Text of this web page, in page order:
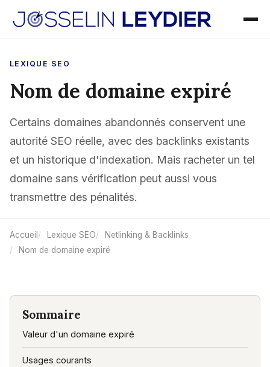
LEXIQUE SEO
Nom de domaine expiré
Certains domaines abandonnés conservent une
autorité SEO réelle, avec des backlinks existants
et un historique d'indexation. Mais racheter un tel
domaine sans vérification peut aussi vous
transmettre des pénalités.
Accueil Lexique SEO
Netlinking & Backlinks
Nom de domaine expiré
Sommaire
Valeur d'un domaine expiré
Usages courants